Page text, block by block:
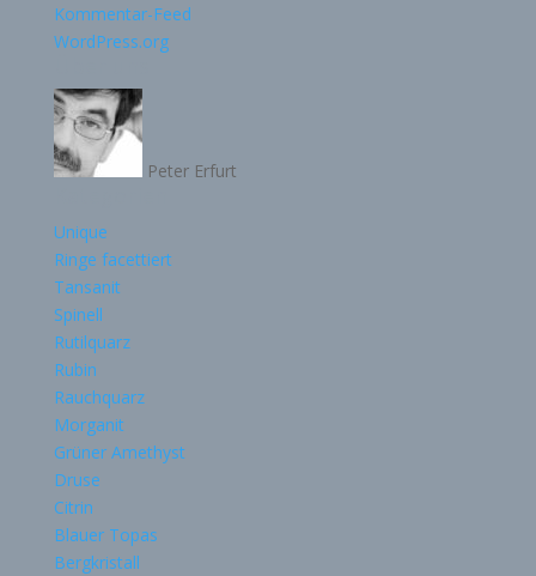
Kommentar-Feed
WordPress.org
Peter Erfurt
Unique
Ringe facettiert
Tansanit
Spinell
Rutilquarz
Rubin
Rauchquarz
Morganit
Grüner Amethyst
Druse
Citrin
Blauer Topas
Bergkristall